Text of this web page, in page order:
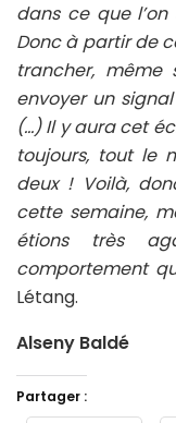
dans ce que
Donc à partir de
trancher,
envoyer un
(…) Il y aura cet
toujours, tout le
deux ! Voilà,
cette semaine,
étions très
comportement
Létang.
Alseny Baldé
Partager :